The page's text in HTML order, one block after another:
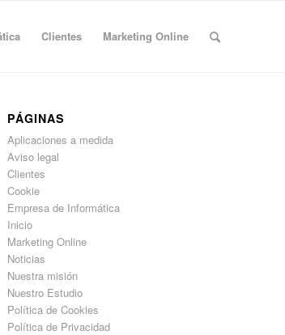
Clientes Marketing Online
PÁGINAS
Aplicaciones a medida
Aviso legal
Clientes
Cookie
Empresa de Informática
Inicio
Marketing Online
Noticias
Nuestra misión
Nuestro Estudio
Política de Cookies
Política de Privacidad